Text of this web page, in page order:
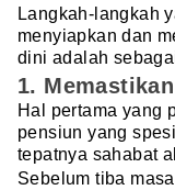
Langkah-langkah
menyiapkan dan
dini adalah
1.
Hal pertama yang
pensiun yang
tepatnya sahabat
Sebelum tiba